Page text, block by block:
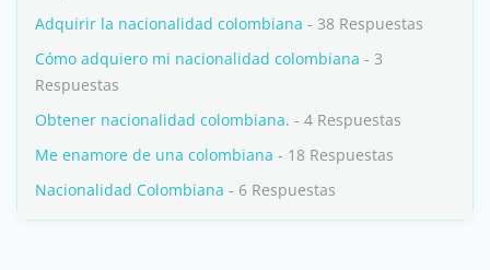
Adquirir la nacionalidad colombiana - 38 Respuestas
Cómo adquiero mi nacionalidad colombiana - 3
Respuestas
Obtener nacionalidad colombiana. - 4 Respuestas
Me enamore de una colombiana - 18 Respuestas
Nacionalidad Colombiana - 6 Respuestas